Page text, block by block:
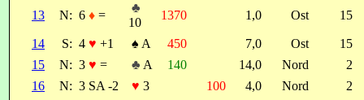
13 N: 6 ♦ =
♣
10
1370 1,0 Ost 15
14 S: 4 ♥ +1 ♠ A 450 7,0 Ost
15
15
N: 3 ♥ = ♣ A 140 14,0 Nord
2
16
N: 3 SA -2 ♥ 3 100 4,0 Nord
2